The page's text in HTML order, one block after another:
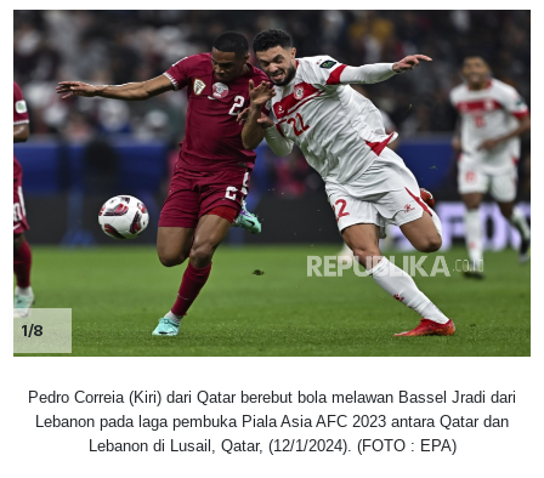
1/8
Pedro Correia (Kiri) dari Qatar berebut bola melawan Bassel Jradi dari
Lebanon pada laga pembuka Piala Asia AFC 2023 antara Qatar dan
Lebanon di Lusail, Qatar, (12/1/2024). (FOTO : EPA)